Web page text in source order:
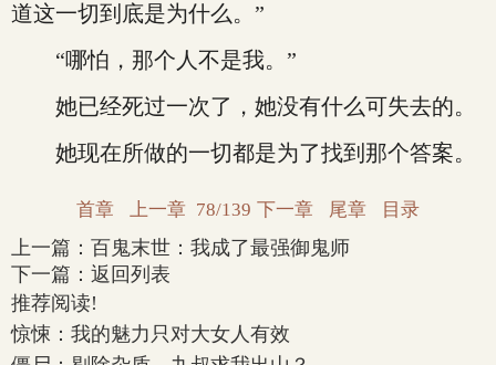
道这一切到底是为什么。”
“哪怕，那个人不是我。”
她已经死过一次了，她没有什么可失去的。
她现在所做的一切都是为了找到那个答案。
首章 上一章 78/139 下一章 尾章 目录
上一篇： 百鬼末世：我成了最强御鬼师
下一篇： 返回列表
推荐阅读!
惊悚：我的魅力只对大女人有效